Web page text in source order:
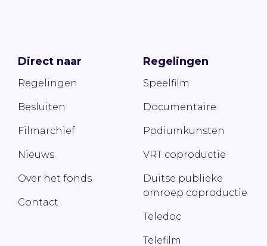
Direct naar
Regelingen
Besluiten
Filmarchief
Nieuws
Over het fonds
Contact
Regelingen
Speelfilm
Documentaire
Podiumkunsten
VRT coproductie
Duitse publieke
omroep coproductie
Teledoc
Telefilm